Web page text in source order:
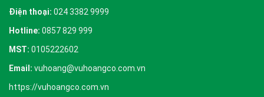
Điện thoại: 024 3382 9999
Hotline: 0857 829 999
MST: 0105222602
Email: vuhoang@vuhoangco.com.vn
https://vuhoangco.com.vn